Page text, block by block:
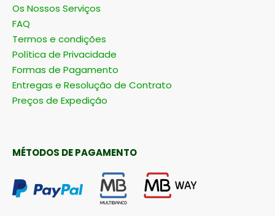
FAQ
Termos e condições
Política de Privacidade
Formas de Pagamento
Entregas e Resolução de Contrato
Preços de Expedição